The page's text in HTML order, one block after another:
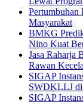
Pertumbuhan
Masyarakat
BMKG
Nino Kuat
Jasa Raharja
Rawan
SIGAP
SWDKLLJ di
SIGAP